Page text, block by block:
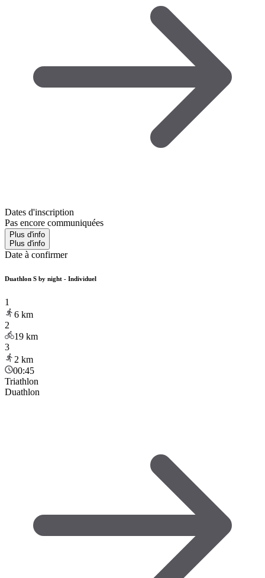
Dates d'inscription
Pas encore communiquées
Plus d'info
Plus d'info
Date à confirmer
Duathlon S by night - Individuel
1
6 km
2
19 km
3
2 km
00:45
Triathlon
Duathlon